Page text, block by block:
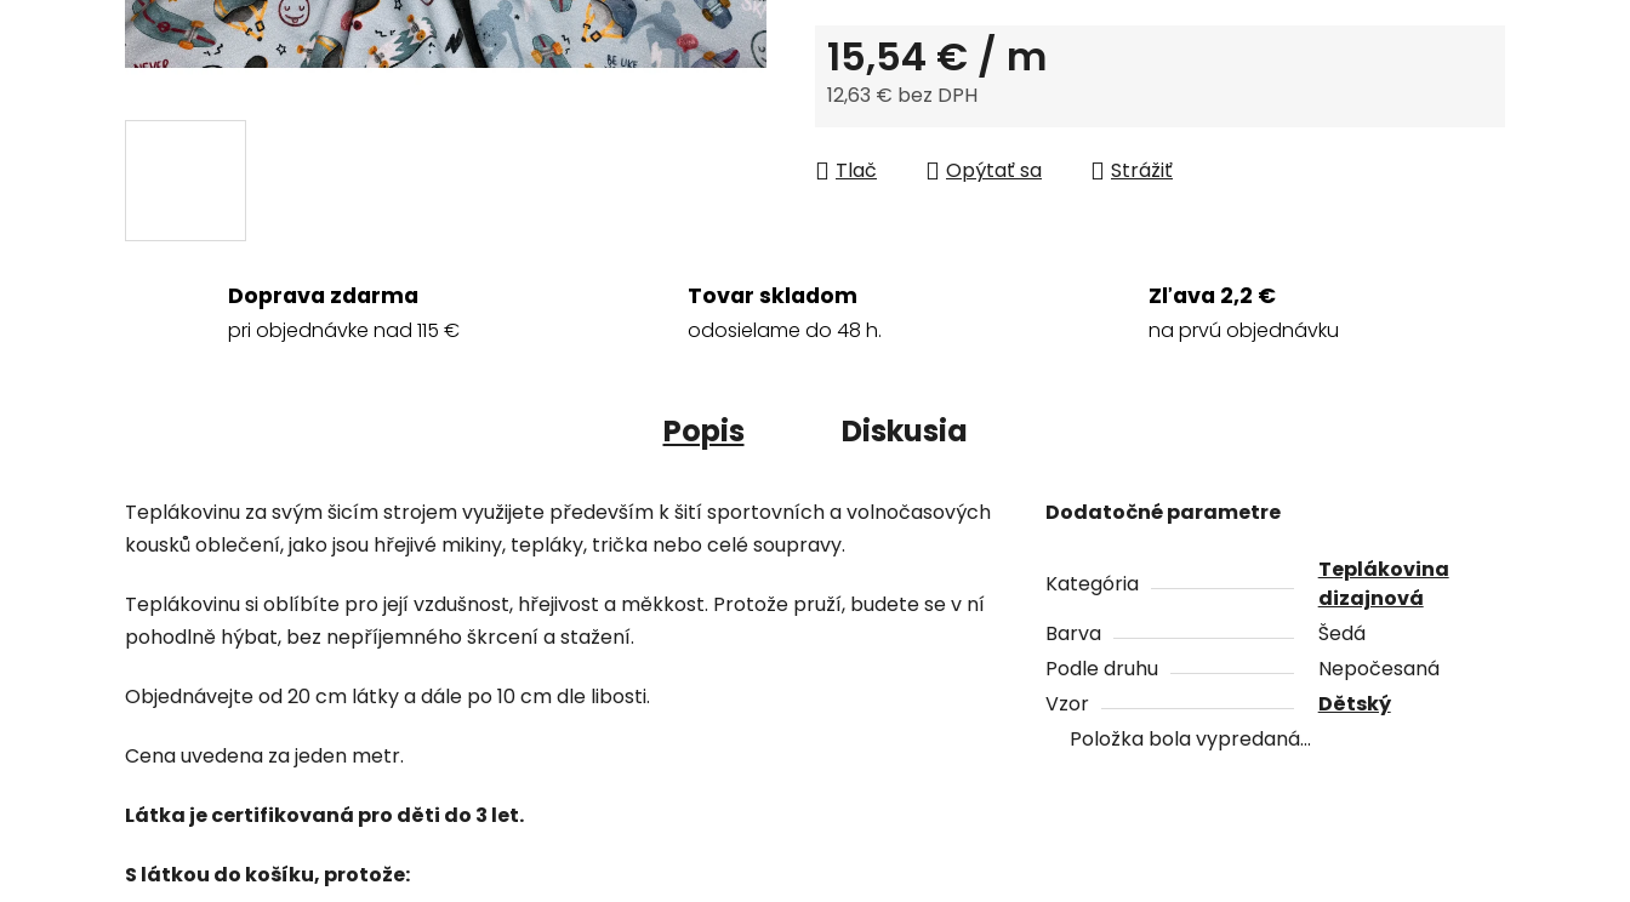
15,54 € / m
12,63 € bez DPH
Tlač
Opýtať sa Strážiť
Doprava zdarma
pri objednávke nad 115 €
Tovar skladom
odosielame do 48 h.
Zľava 2,2 €
na prvú objednávku
Popis Diskusia
Teplákovinu za svým šicím strojem využijete především k šití sportovních a volnočasových
kousků oblečení, jako jsou hřejivé mikiny, tepláky, trička nebo celé soupravy.
Teplákovinu si oblíbíte pro její vzdušnost, hřejivost a měkkost. Protože pruží, budete se v ní
pohodlně hýbat, bez nepříjemného škrcení a stažení.
Objednávejte od 20 cm látky a dále po 10 cm dle libosti.
Cena uvedena za jeden metr.
Látka je certifikovaná pro děti do 3 let.
S látkou do košíku, protože:
Dodatočné parametre
Kategória
Teplákovina
dizajnová
Barva
Šedá
Podle druhu
Nepočesaná
Vzor
Dětský
Položka bola vypredaná…